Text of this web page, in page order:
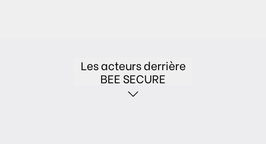
Les acteurs derrière
BEE SECURE